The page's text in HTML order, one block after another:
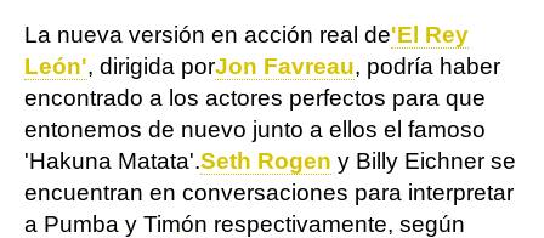
La nueva versión en acción real de'El Rey
León', dirigida porJon Favreau, podría haber
encontrado a los actores perfectos para que
entonemos de nuevo junto a ellos el famoso
'Hakuna Matata'.Seth Rogen y Billy Eichner se
encuentran en conversaciones para interpretar
a Pumba y Timón respectivamente, según